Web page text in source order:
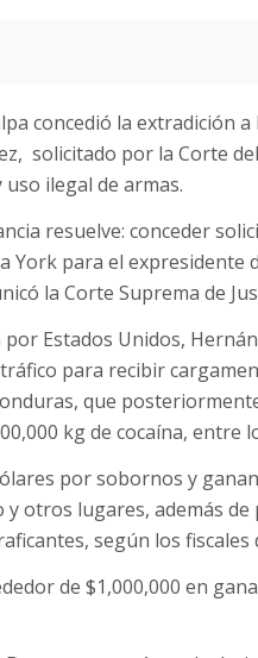
concedió la extradición a
solicitado por la Corte
ilegal de armas.
resuelve: conceder
para el expresidente
la Corte Suprema de
Estados Unidos,
para recibir
que
kg de cocaína, entre
por sobornos y
otros lugares, además
según los fiscales
de $1,000,000 en